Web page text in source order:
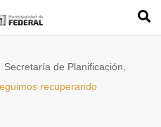
Secretaría de Planificación,
recuperando